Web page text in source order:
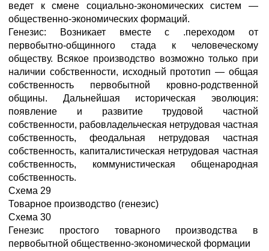
ведет к смене социально-экономических систем —
общественно-экономических формаций.
Генезис: Возникает вместе с .переходом от
первобытно-общинного стада к человеческому
обществу. Всякое производство возможно только при
наличии собственности, исходный прототип — общая
собственность первобытной кровно-родственной
общины. Дальнейшая историческая эволюция:
появление и развитие трудовой частной
собственности, рабовладельческая нетрудовая частная
собственность, феодальная нетрудовая частная
собственность, капиталистическая нетрудовая частная
собственность, коммунистическая общенародная
собственность.
Схема 29
Товарное производство (генезис)
Схема 30
Генезис простого товарного производства в
первобытной общественно-экономической формации